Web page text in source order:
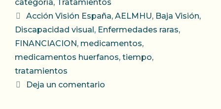
categoría, Tratamientos
Etiquetas
Acción Visión España, AELMHU, Baja Visión,
Discapacidad visual , Enfermedades raras,
FINANCIACION , medicamentos,
medicamentos huerfanos, tiempo,
tratamientos
Deja un comentario